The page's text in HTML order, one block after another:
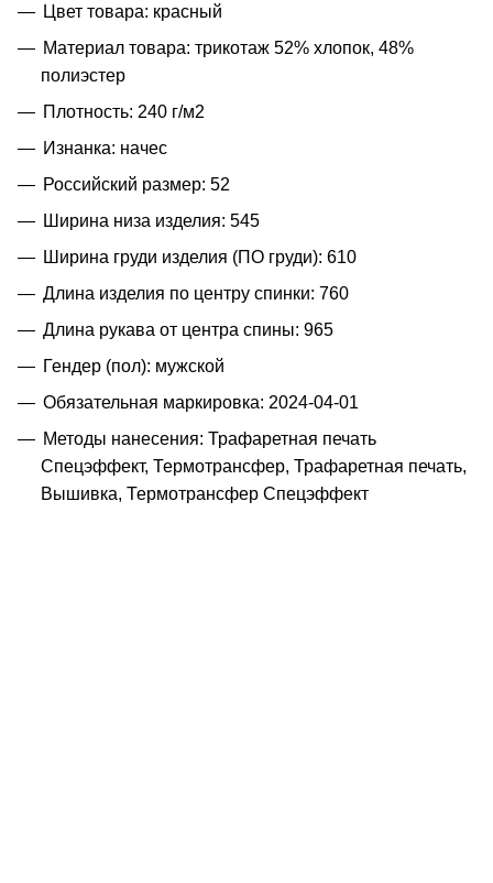
Цвет товара: красный
Материал товара: трикотаж 52% хлопок, 48%
полиэстер
Плотность: 240 г/м2
Изнанка: начес
Российский размер: 52
Ширина низа изделия: 545
Ширина груди изделия (ПО груди): 610
Длина изделия по центру спинки: 760
Длина рукава от центра спины: 965
Гендер (пол): мужской
Обязательная маркировка: 2024-04-01
Методы нанесения: Трафаретная печать
Спецэффект, Термотрансфер, Трафаретная печать,
Вышивка, Термотрансфер Спецэффект